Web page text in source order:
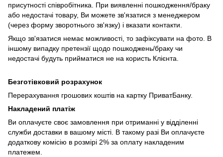
присутності співробітника. При виявленні пошкодження/браку
або недостачі товару, Ви можете зв'язатися з менеджером
(через форму зворотнього зв'язку) і вказати контакти.
Якщо зв'язатися немає можливості, то зафіксувати на фото. В
іншому випадку претензії щодо пошкоджень/браку чи
недостачі будуть прийматися не на користь Клієнта.
Безготівковий розрахунок
Перерахування грошових коштів на картку ПриватБанку.
Накладений платіж
Ви оплачуєте своє замовлення при отриманні у відділенні
служби доставки в вашому місті. В такому разі Ви оплачуєте
додаткову комісію в розмірі 2% за оплату накладеним
платежем.